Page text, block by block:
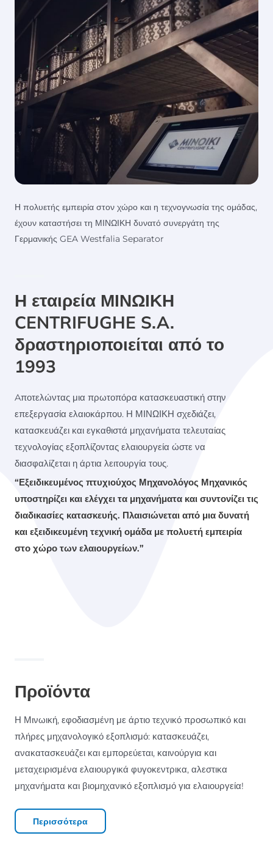
Η πολυετής εμπειρία στον χώρο και η τεχνογνωσία της ομάδας,
έχουν καταστήσει τη ΜΙΝΩΙΚΗ δυνατό συνεργάτη της
Γερμανικής GEA Westfalia Separator
Η εταιρεία ΜΙΝΩΙΚΗ
CENTRIFUGHE S.A.
δραστηριοποιείται από το
1993
Aποτελώντας μια πρωτοπόρα κατασκευαστική στην
επεξεργασία ελαιοκάρπου. Η ΜΙΝΩΙΚΗ σχεδιάζει,
κατασκευάζει και εγκαθιστά μηχανήματα τελευταίας
τεχνολογίας εξοπλίζοντας ελαιουργεία ώστε να
διασφαλίζεται η άρτια λειτουργία τους.
“Εξειδικευμένος πτυχιούχος Μηχανολόγος Μηχανικός
υποστηρίζει και ελέγχει τα μηχανήματα και συντονίζει τις
διαδικασίες κατασκευής. Πλαισιώνεται από μια δυνατή
και εξειδικευμένη τεχνική ομάδα με πολυετή εμπειρία
στο χώρο των ελαιουργείων.”
Προϊόντα
Η Μινωική, εφοδιασμένη με άρτιο τεχνικό προσωπικό και
πλήρες μηχανολογικό εξοπλισμό: κατασκευάζει,
ανακατασκευάζει και εμπορεύεται, καινούργια και
μεταχειρισμένα ελαιουργικά φυγοκεντρικα, αλεστικα
μηχανήματα και βιομηχανικό εξοπλισμό για ελαιουργεία!
Περισσότερα